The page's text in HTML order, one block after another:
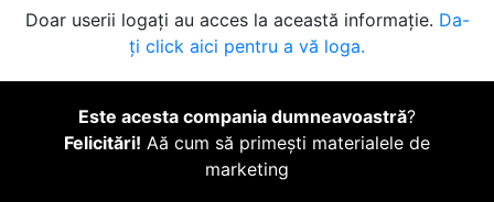
Doar userii logați au acces la această informație. Da-
ți click aici pentru a vă loga.
Este acesta compania dumneavoastră?
Felicitări! Aă cum să primești materialele de
marketing